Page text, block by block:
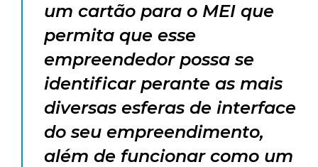
um cartão para o MEI que
permita que esse
empreendedor possa se
identificar perante as mais
diversas esferas de interface
do seu empreendimento,
além de funcionar como um